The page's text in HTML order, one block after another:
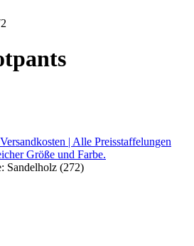
| Alle Preisstaffelungen
Größe und Farbe.
Sandelholz (272)